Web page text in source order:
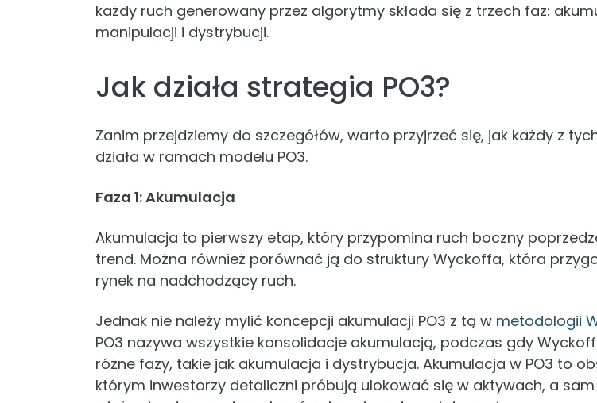
każdy ruch generowany przez algorytmy składa się z trzech faz:
manipulacji i dystrybucji.
Jak działa strategia PO3?
Zanim przejdziemy do szczegółów, warto przyjrzeć się, jak każdy z
działa w ramach modelu PO3.
Faza 1: Akumulacja
Akumulacja to pierwszy etap, który przypomina ruch boczny
trend. Można również porównać ją do struktury Wyckoffa, która
rynek na nadchodzący ruch.
Jednak nie należy mylić koncepcji akumulacji PO3 z tą w metodologii
PO3 nazywa wszystkie konsolidacje akumulacją, podczas gdy
różne fazy, takie jak akumulacja i dystrybucja. Akumulacja w PO3 to
którym inwestorzy detaliczni próbują ulokować się w aktywach, a